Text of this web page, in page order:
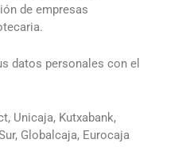
de empresas
datos personales con el
Unicaja, Kutxabank,
Globalcaja, Eurocaja